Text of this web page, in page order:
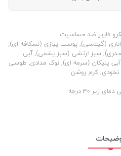
(گیلاسی), پوست پیازی (نسکافه ای),
سبز ارتشی (سبز یشمی), آبی
پلیکان (سرمه ای), نوک مدادی, طوسی
کرم روشن
30 درجه